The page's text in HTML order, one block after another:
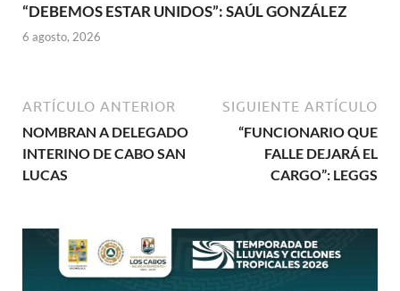
“DEBEMOS ESTAR UNIDOS”: SAÚL GONZÁLEZ
6 agosto, 2026
ARTÍCULO ANTERIOR
NOMBRAN A DELEGADO
INTERINO DE CABO SAN
LUCAS
SIGUIENTE ARTÍCULO
“FUNCIONARIO QUE
FALLE DEJARÁ EL
CARGO”: LEGGS